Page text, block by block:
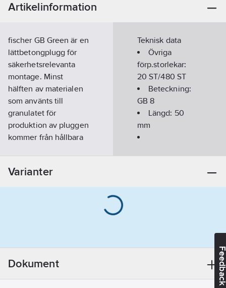
Artikelinformation
fischer GB Green är en
lättbetongplugg för
säkerhetsrelevanta
montage. Minst
hälften av materialen
som använts till
granulatet för
produktion av pluggen
kommer från hållbara
odlingsområden för
mat eller grödor. GB
originalet. GB Green
drivs in i förmontage
med en hammare
efter förborrning. De
Teknisk data
Övriga
förp.storlekar:
20 ST/480 ST
Beteckning:
GB 8
Längd: 50
mm
skruv:5mm
Varianter
Dokument